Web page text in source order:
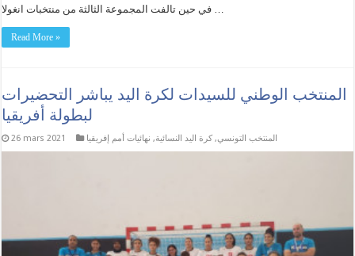
في حين تالفت المجموعة الثالثة من منتخبات انغولا …
Read More »
المنتخب الوطني للسيدات لكرة اليد يباشر التحضيرات
لبطولة أفريقيا
26 mars 2021 المنتخب التونسي, كرة اليد النسائية, نهائيات أمم إفريقيا